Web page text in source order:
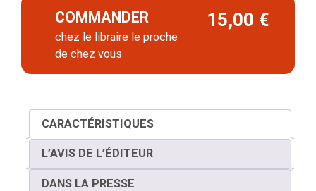
COMMANDER
chez le libraire le proche
de chez vous
15,00 €
CARACTÉRISTIQUES
L’AVIS DE L’ÉDITEUR
DANS LA PRESSE